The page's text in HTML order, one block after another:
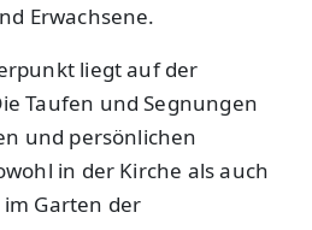
Erwachsene.
liegt auf der
Taufen und Segnungen
und persönlichen
in der Kirche als auch
Garten der